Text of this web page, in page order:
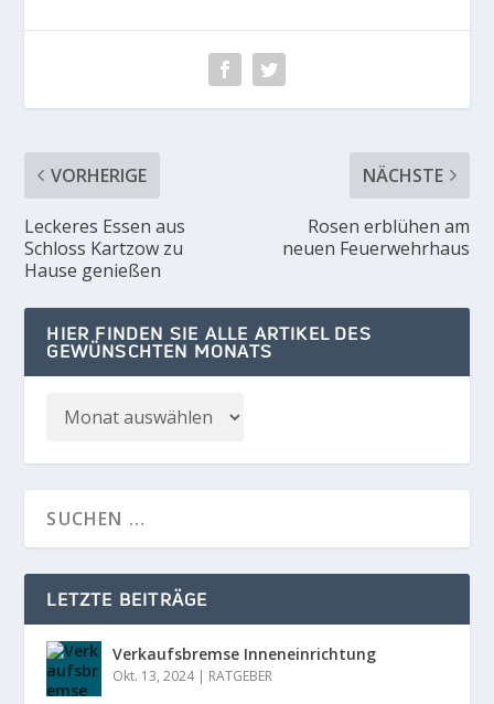
VORHERIGE
Leckeres Essen aus
Schloss Kartzow zu
Hause genießen
NÄCHSTE
Rosen erblühen am
neuen Feuerwehrhaus
HIER FINDEN SIE ALLE ARTIKEL DES
GEWÜNSCHTEN MONATS
LETZTE BEITRÄGE
Verkaufsbremse Inneneinrichtung
Okt. 13, 2024| RATGEBER